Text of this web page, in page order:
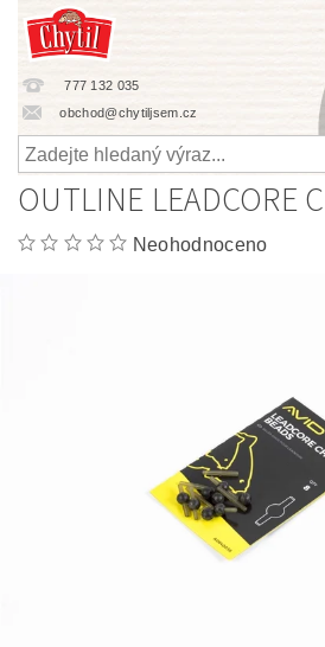
777 132 035
obchod@chytiljsem.cz
OUTLINE LEADCORE
Neohodnoceno